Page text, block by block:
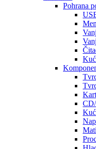
Pohrana